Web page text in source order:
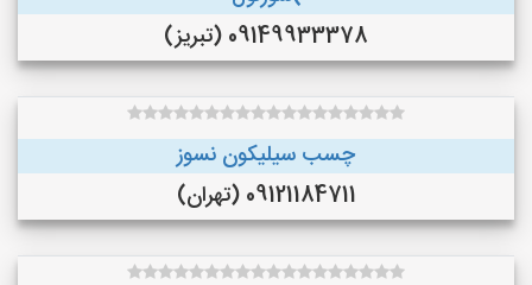
09149933378 (تبریز)
چسب سیلیکون نسوز
09121184711 (تهران)